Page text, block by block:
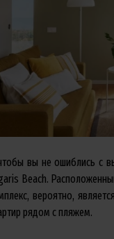
вы не ошиблись с
Beach.
вероятно,
рядом с пляжем.